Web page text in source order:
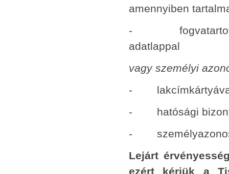
amennyiben
- fogvatartottak
adatlappal
vagy személyi
-
- hatósági
-
Lejárt
ezért kérjük a